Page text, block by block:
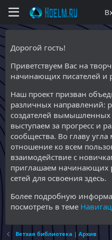
Дорогой гость!
Приветствуем Вас на
начинающих писателей и
Наш проект призван
различных направлений:
создателей
выступаем за прогресс и
сообщества. Во главу
отношение ко всем
взаимодействие с
приглашаем начинающих
сетей для освоения здесь.
Более подробную
посмотреть в теме
Ветхая библиотека | Архив